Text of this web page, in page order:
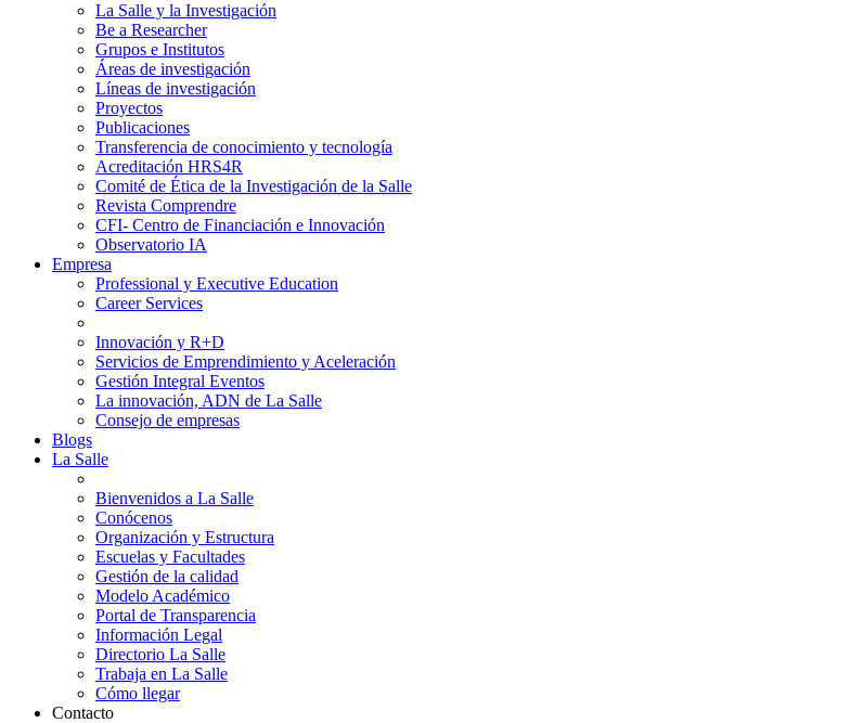
La Salle y la Investigación
Be a Researcher
Grupos e Institutos
Áreas de investigación
Líneas de investigación
Proyectos
Publicaciones
Transferencia de conocimiento y tecnología
Acreditación HRS4R
Comité de Ética de la Investigación de la Salle
Revista Comprendre
CFI- Centro de Financiación e Innovación
Observatorio IA
Empresa
Professional y Executive Education
Career Services
Innovación y R+D
Servicios de Emprendimiento y Aceleración
Gestión Integral Eventos
La innovación, ADN de La Salle
Consejo de empresas
Blogs
La Salle
Bienvenidos a La Salle
Conócenos
Organización y Estructura
Escuelas y Facultades
Gestión de la calidad
Modelo Académico
Portal de Transparencia
Información Legal
Directorio La Salle
Trabaja en La Salle
Cómo llegar
Contacto